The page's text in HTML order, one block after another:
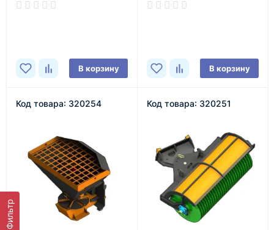
Фильтр
В корзину В корзину
Код товара: 320254 Код товара: 320251